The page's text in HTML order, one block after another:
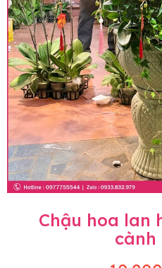
Chậu hoa lan
cành